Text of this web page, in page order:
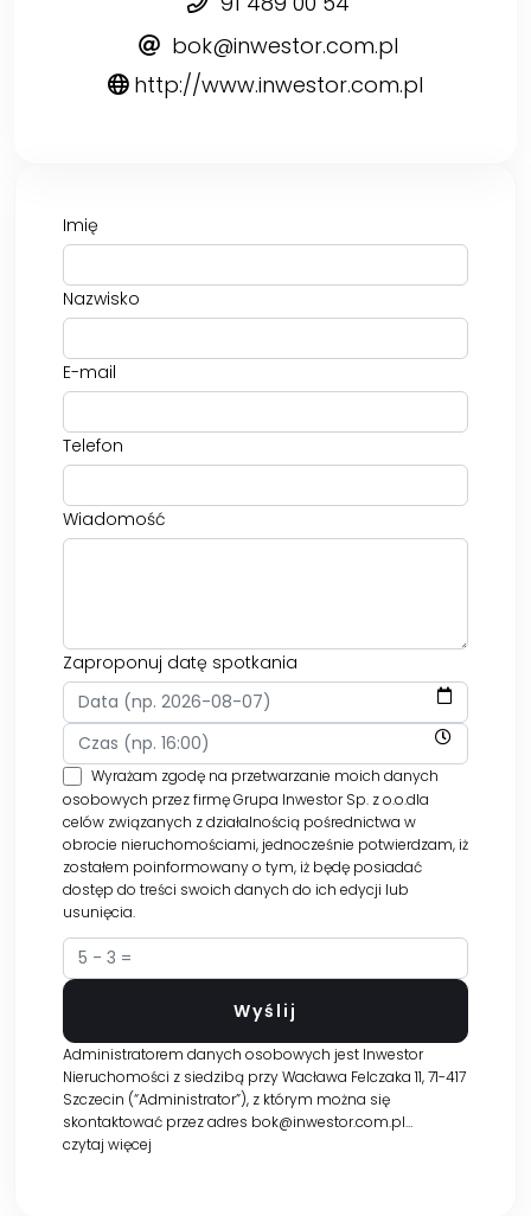
bok@inwestor.com.pl
http://www.inwestor.com.pl
Imię
Nazwisko
E-mail
Telefon
Wiadomość
Zaproponuj datę spotkania
Wyrażam zgodę na przetwarzanie moich danych
osobowych przez firmę Grupa Inwestor Sp. z o.o.dla
celów związanych z działalnością pośrednictwa w
obrocie nieruchomościami, jednocześnie potwierdzam, iż
zostałem poinformowany o tym, iż będę posiadać
dostęp do treści swoich danych do ich edycji lub
usunięcia.
Administratorem danych osobowych jest Inwestor
Nieruchomości z siedzibą przy Wacława Felczaka 11, 71-417
Szczecin (“Administrator”), z którym można się
skontaktować przez adres bok@inwestor.com.pl…
czytaj więcej